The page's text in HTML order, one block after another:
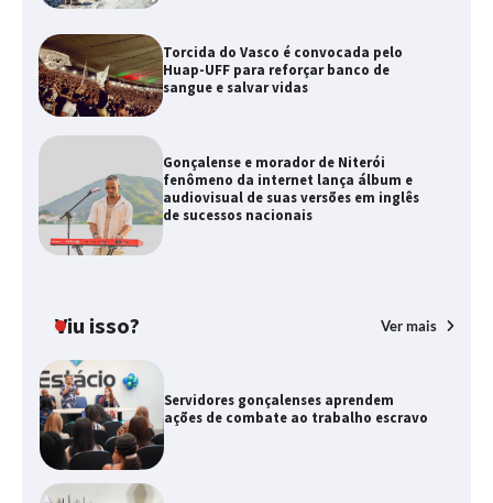
Torcida do Vasco é convocada pelo
Huap-UFF para reforçar banco de
sangue e salvar vidas
Gonçalense e morador de Niterói
fenômeno da internet lança álbum e
audiovisual de suas versões em inglês
de sucessos nacionais
Viu isso? Ver mais
Servidores gonçalenses aprendem
ações de combate ao trabalho escravo